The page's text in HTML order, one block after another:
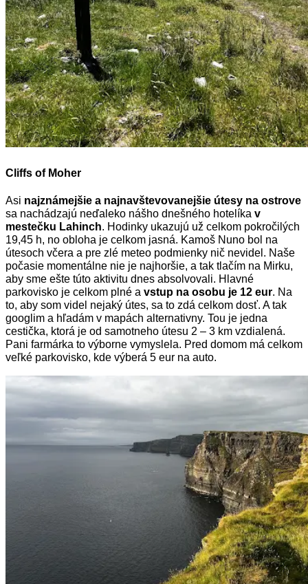
Cliffs of Moher
Asi najznámejšie a najnavštevovanejšie útesy na ostrove
sa nachádzajú neďaleko nášho dnešného hotelíka v
mestečku Lahinch. Hodinky ukazujú už celkom pokročilých
19,45 h, no obloha je celkom jasná. Kamoš Nuno bol na
útesoch včera a pre zlé meteo podmienky nič nevidel. Naše
počasie momentálne nie je najhoršie, a tak tlačím na Mirku,
aby sme ešte túto aktivitu dnes absolvovali. Hlavné
parkovisko je celkom plné a vstup na osobu je 12 eur. Na
to, aby som videl nejaký útes, sa to zdá celkom dosť. A tak
googlim a hľadám v mapách alternativny. Tou je jedna
cestička, ktorá je od samotneho útesu 2 – 3 km vzdialená.
Pani farmárka to výborne vymyslela. Pred domom má celkom
veľké parkovisko, kde výberá 5 eur na auto.